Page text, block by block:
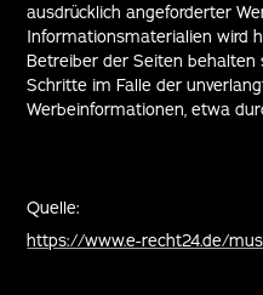
ausdrücklich angeforderter
Informationsmaterialien wird
Betreiber der Seiten behalten
Schritte im Falle der
Werbeinformationen, etwa
Quelle:
https://www.e-recht24.de/